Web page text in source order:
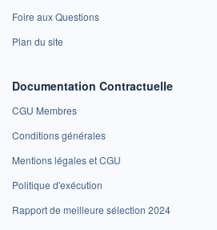
Foire aux Questions
Plan du site
Documentation Contractuelle
CGU Membres
Conditions générales
Mentions légales et CGU
Politique d'exécution
Rapport de meilleure sélection 2024